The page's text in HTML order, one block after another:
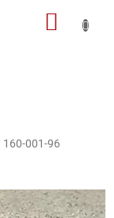
160-001-96